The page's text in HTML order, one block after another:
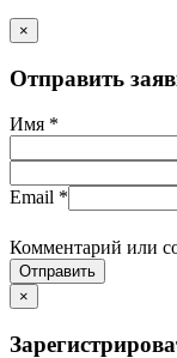
×
Отправить
Имя *
Email *
Комментарий или
Отправить
×